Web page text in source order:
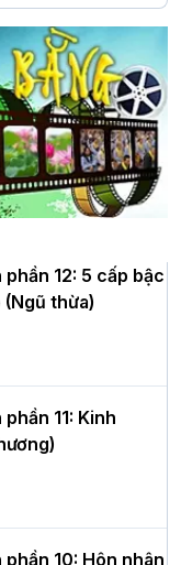
lại
12: 5 cấp bậc
thừa)
11: Kinh
10: Hôn nhân